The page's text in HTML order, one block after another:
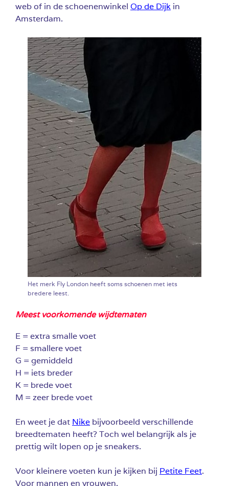
web of in de schoenenwinkel Op de Dijk in
Amsterdam.
Het merk Fly London heeft soms schoenen met iets
bredere leest.
Meest voorkomende wijdtematen
E = extra smalle voet
F = smallere voet
G = gemiddeld
H = iets breder
K = brede voet
M = zeer brede voet
En weet je dat Nike bijvoorbeeld verschillende
breedtematen heeft? Toch wel belangrijk als je
prettig wilt lopen op je sneakers.
Voor kleinere voeten kun je kijken bij Petite Feet.
Voor mannen en vrouwen.